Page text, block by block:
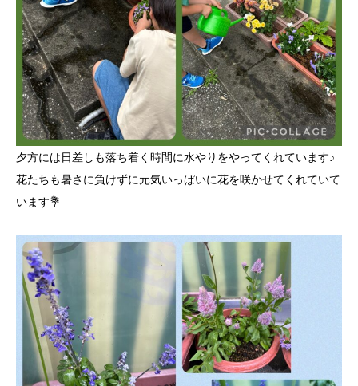
夕方には日差しも落ち着く時間に水やりをやってくれています♪
花たちも暑さに負けずに元気いっぱいに花を咲かせてくれていて
います💐